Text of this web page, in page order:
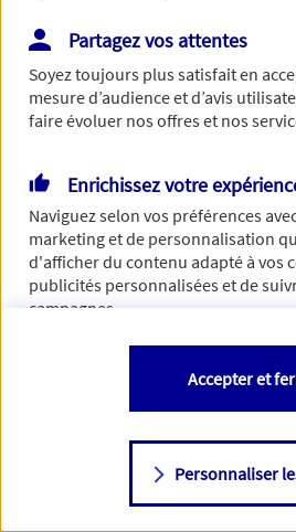
Vous disposez de droits sur les
plus d’informations,cliquez ici.
Partagez vos attentes
Soyez toujours plus satisfait en
mesure d’audience et d’avis
faire évoluer nos offres et nos
Enrichissez votre
Naviguez selon vos préférences
marketing et de personnalisation
d'afficher du contenu adapté à vos
publicités personnalisées et de
campagnes.
Vous êtes libre de les accepter, de les
changer d'avis à tout moment en
Consulter notre politique decookies
Personnaliser
Accepter et